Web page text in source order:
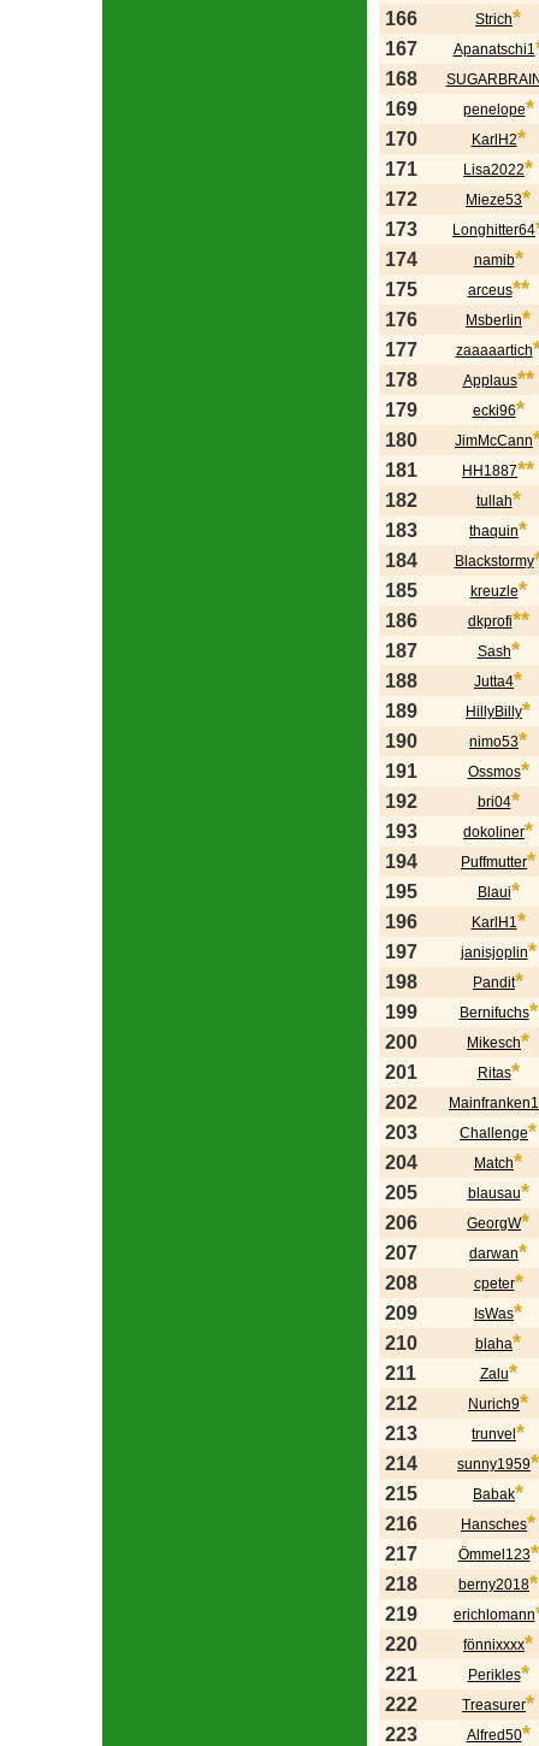
166 Strich*
167 Apanatschi1
168
169 penelope*
170 KarlH2*
171 Lisa2022*
172 Mieze53*
173 Longhitter64
174 namib*
175 arceus**
176 Msberlin*
177 zaaaaartich
178 Applaus**
179 ecki96*
180 JimMcCann
181 HH1887**
182 tullah*
183 thaquin*
184 Blackstormy
185 kreuzle*
186 dkprofi**
187 Sash*
188 Jutta4*
189 HillyBilly*
190 nimo53*
191 Ossmos*
192 bri04*
193 dokoliner*
194 Puffmutter*
195 Blaui*
196 KarlH1*
197 janisjoplin*
198 Pandit*
199 Bernifuchs*
200 Mikesch*
201 Ritas*
202 Mainfranken1
203 Challenge*
204 Match*
205 blausau*
206 GeorgW*
207 darwan*
208 cpeter*
209 IsWas*
210 blaha*
211 Zalu*
212 Nurich9*
213 trunvel *
214 sunny1959*
215 Babak*
216 Hansches*
217 Ömmel123*
218 berny2018*
219 erichlomann
220 fönnixxxx*
221 Perikles*
222 Treasurer*
223 Alfred50*